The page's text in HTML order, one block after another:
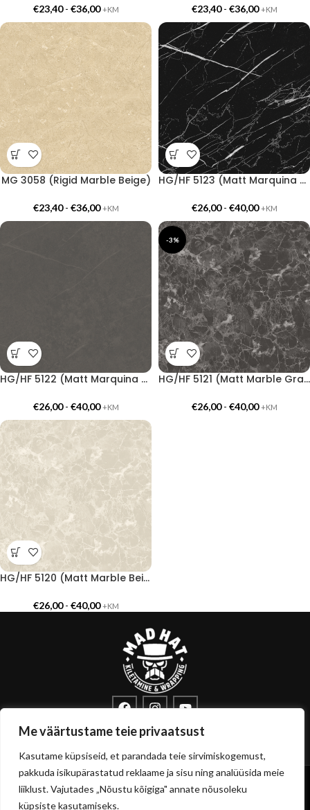
Me väärtustame teie privaatsust
Kasutame küpsiseid, et parandada teie sirvimiskogemust,
pakkuda isikupärastatud reklaame ja sisu ning analüüsida meie
liiklust. Vajutades „Nõustu kõigiga" annate nõusoleku
küpsiste kasutamiseks.
€23,40- €36,00 +KM €23,40- €36,00 +KM
MG 3058 (Rigid Marble Beige)
€23,40- €36,00 +KM
HG/HF 5123 (Matt Marquina Black)
€26,00- €40,00 +KM
HG/HF 5122 (Matt Marquina Gray)
€26,00- €40,00 +KM
-3%
HG/HF 5121 (Matt Marble Gray)
€26,00- €40,00 +KM
HG/HF 5120 (Matt Marble Beige)
€26,00- €40,00 +KM
info@sisustuskile.ee
+372 53715972
Copyrightsisustuskile.ee © 2026
Privaatsuspoliitika
Müügitingimused